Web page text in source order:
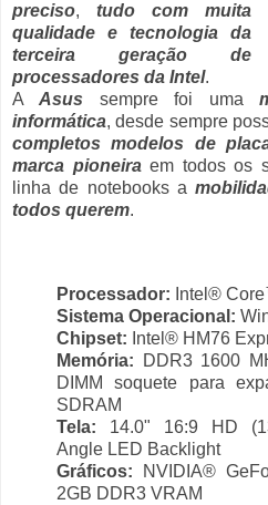
preciso, tudo com muita
qualidade e tecnologia da
terceira geração de
processadores da Intel.
AAsus sempre foi uma
informática, desde sempre
completos modelos de
marca pioneiraem todos os
linha de notebooks a
todos querem.
Processador: Intel®
Sistema Operacional:
Chipset: Intel® HM76
Memória: DDR3 1600
DIMM soquete para
SDRAM
Tela: 14.0" 16:9 HD
Angle LED Backlight
Gráficos: NVIDIA®
2GB DDR3 VRAM